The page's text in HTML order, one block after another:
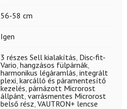
56-58 cm
Igen
3 részes Sell kialakítás Disc-fit-
Vario hangzásos fülpárnák
harmonikus légáramlás integrált
plexi karcálló és páramentesítő
kezelés párnázott Microrost
állpánt varrásmentes Microrost
belső rész VAUTRON+ lencse